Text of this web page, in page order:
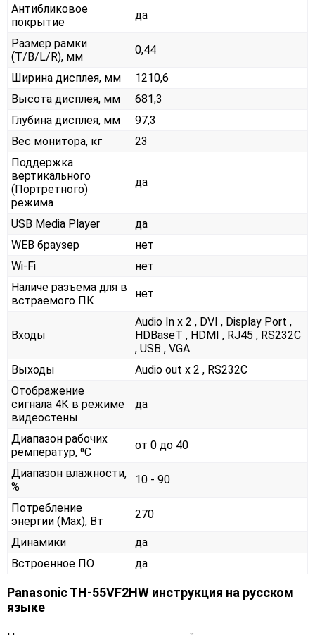
Антибликовое
покрытие
да
Размер рамки
(T/B/L/R), мм
0,44
Ширина дисплея, мм
1210,6
Высота дисплея, мм
681,3
Глубина дисплея, мм
97,3
Вес монитора, кг
23
Поддержка
вертикального
(Портретного)
режима
да
USB Media Player
да
WEB браузер
нет
Wi-Fi
нет
Наличе разъема для в
встраемого ПК
нет
Входы
Audio In x 2 , DVI , Display Port ,
HDBaseT , HDMI , RJ45 , RS232С
, USB , VGA
Выходы
Audio out x 2 , RS232С
Отображение
сигнала 4К в режиме
видеостены
да
Диапазон рабочих
ремператур, ⁰С
от 0 до 40
Диапазон влажности,
%
10 - 90
Потребление
энергии (Max), Вт
270
Динамики
да
Встроенное ПО
да
Panasonic TH-55VF2HW инструкция на русском
языке